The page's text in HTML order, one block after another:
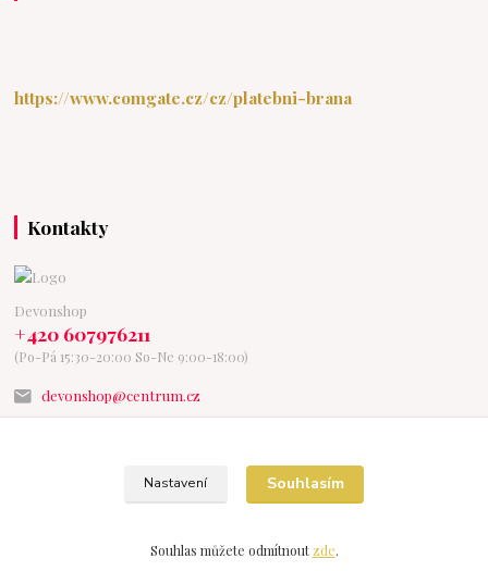
https://www.comgate.cz/cz/platebni-brana
Kontakty
Devonshop
+420 607976211
(Po-Pá 15:30-20:00 So-Ne 9:00-18:00)
devonshop@centrum.cz
Vytvořeno na Eshop-rychle.cz
Nastavení Souhlasím
Souhlas můžete odmítnoutzde.